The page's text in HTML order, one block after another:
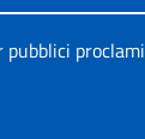
proclami